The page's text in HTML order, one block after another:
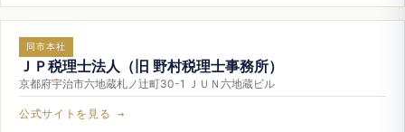
同市本社
ＪＰ税理士法人（旧 野村税理士事務所）
京都府宇治市六地蔵札ノ辻町30-1 ＪＵＮ六地蔵ビル
公式サイトを見る →